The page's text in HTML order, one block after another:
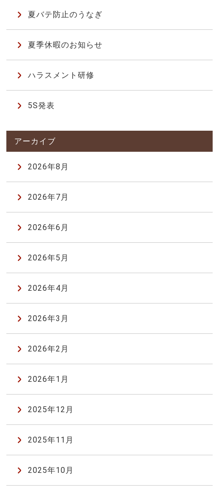
夏バテ防止のうなぎ
夏季休暇のお知らせ
ハラスメント研修
5S発表
2026年8月
2026年7月
2026年6月
2026年5月
2026年4月
2026年3月
2026年2月
2026年1月
2025年12月
2025年11月
2025年10月